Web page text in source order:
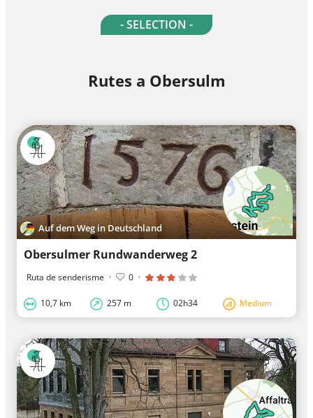
- SELECTION -
Rutes a Obersulm
Auf dem Weg in Deutschland
Obersulmer Rundwanderweg 2
Ruta de senderisme · 0 ·
10,7 km 257 m 02h34 Medium